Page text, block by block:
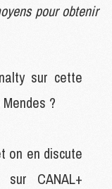
pour obtenir
sur cette
?
on en discute
CANAL+